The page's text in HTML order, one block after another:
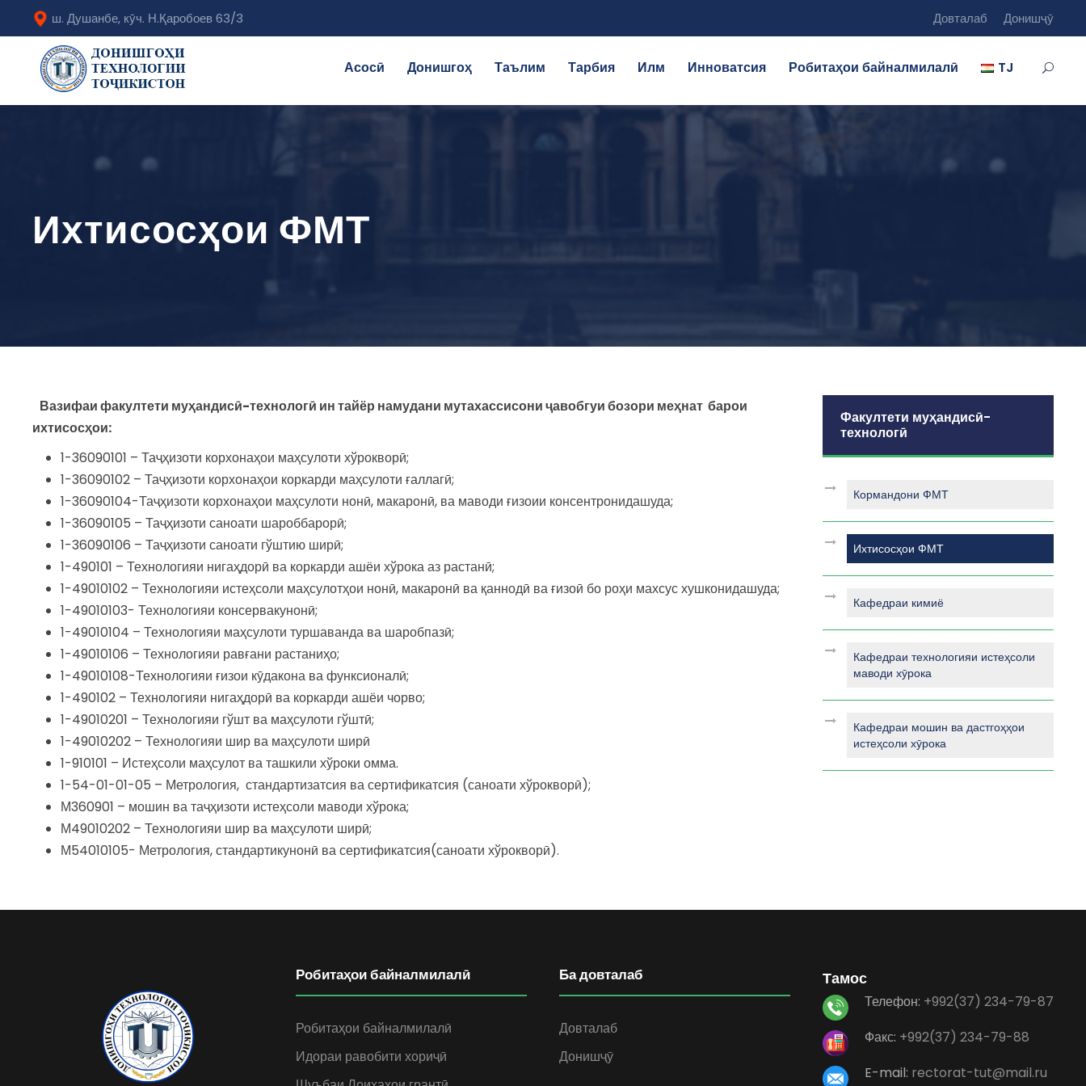
ш. Душанбе, кӯч. Н.Қаробоев 63/3 Довталаб Донишҷӯ
Асосӣ Донишгоҳ Таълим Тарбия Илм Инноватсия Робитаҳои байналмилалӣ TJ
Ихтисосҳои ФМТ
Вазифаи факултети муҳандисӣ-технологӣ ин тайёр намудани мутахассисони ҷавобгуи бозори меҳнат барои
ихтисосҳои:
1-36090101 – Таҷҳизоти корхонаҳои маҳсулоти хўрокворӣ;
1-36090102 – Таҷҳизоти корхонаҳои коркарди маҳсулоти ғаллагӣ;
1-36090104-Таҷҳизоти корхонаҳои маҳсулоти нонӣ, макаронӣ, ва маводи ғизоии консентронидашуда;
1-36090105 – Таҷҳизоти саноати шароббарорӣ;
1-36090106 – Таҷҳизоти саноати гўштию ширӣ;
1-490101 – Технологияи нигаҳдорӣ ва коркарди ашёи хўрока аз растанӣ;
1-49010102 – Технологияи истеҳсоли маҳсулотҳои нонӣ, макаронӣ ва қаннодӣ ва ғизоӣ бо роҳи махсус хушконидашуда;
1-49010103- Технологияи консервакунонӣ;
1-49010104 – Технологияи маҳсулоти туршаванда ва шаробпазӣ;
1-49010106 – Технологияи равғани растаниҳо;
1-49010108-Технологияи ғизои кӯдакона ва функсионалӣ;
1-490102 – Технологияи нигаҳдорӣ ва коркарди ашёи чорво;
1-49010201 – Технологияи гўшт ва маҳсулоти гўштӣ;
1-49010202 – Технологияи шир ва маҳсулоти ширӣ
1-910101 – Истеҳсоли маҳсулот ва ташкили хўроки омма.
1-54-01-01-05 – Метрология, стандартизатсия ва сертификатсия (саноати хўрокворӣ);
М360901 – мошин ва таҷҳизоти истеҳсоли маводи хўрока;
М49010202 – Технологияи шир ва маҳсулоти ширӣ;
М54010105- Метрология, стандартикунонӣ ва сертификатсия(саноати хўрокворӣ).
Факултети муҳандисӣ-
технологӣ
Кормандони ФМТ
Ихтисосҳои ФМТ
Кафедраи кимиё
Кафедраи технологияи истеҳсоли
маводи хӯрока
Кафедраи мошин ва дастгоҳҳои
истеҳсоли хӯрока
Робитаҳои байналмилалӣ
Робитаҳои байналмилалӣ
Идораи равобити хориҷӣ
Ба довталаб
Довталаб
Донишҷӯ
Тамос
Телефон: +992(37) 234-79-87
Факс: +992(37) 234-79-88
E-mail: rectorat-tut@mail.ru